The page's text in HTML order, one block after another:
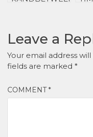
Leave a
Your email address
fields are marked *
COMMENT*